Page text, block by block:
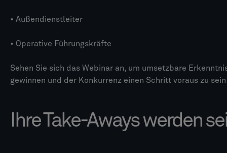
• Außendienstleiter
• Operative Führungskräfte
Sehen Sie sich das Webinar an, um umsetzbare
gewinnen und der Konkurrenz einen Schritt voraus zu
Ihre Take-Aways werden